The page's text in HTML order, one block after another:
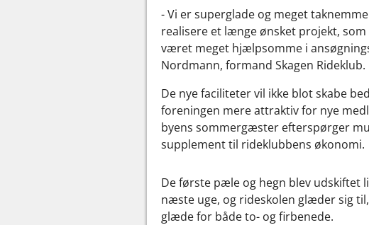
- Vi er superglade og meget
realisere et længe ønsket projekt,
været meget hjælpsomme i
Nordmann, formand Skagen Rideklub.
De nye faciliteter vil ikke blot skabe
foreningen mere attraktiv for nye
byens sommergæster efterspørger
supplement til rideklubbens økonomi.
De første pæle og hegn blev udskiftet
næste uge, og rideskolen glæder sig
glæde for både to- og firbenede.